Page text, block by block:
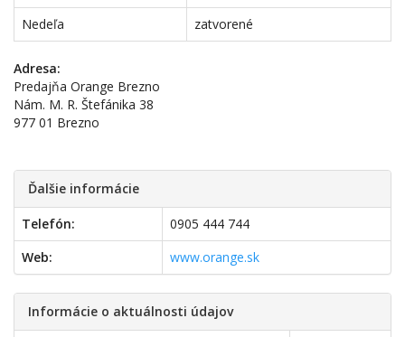
Nedeľa
zatvorené
Adresa:
Predajňa Orange Brezno
Nám. M. R. Štefánika 38
977 01 Brezno
Ďalšie informácie
Telefón:
0905 444 744
Web:
www.orange.sk
Informácie o aktuálnosti údajov